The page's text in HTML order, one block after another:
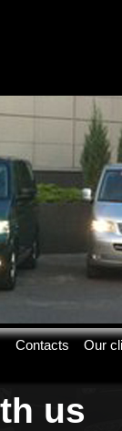
Contacts Our
us